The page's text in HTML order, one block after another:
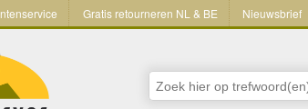
Gratis retourneren NL & BE Nieuwsbrief